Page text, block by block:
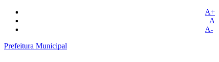
A+
A
A-
Prefeitura Municipal